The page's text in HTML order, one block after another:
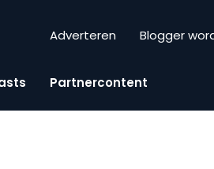
Adverteren Blogger
Partnercontent